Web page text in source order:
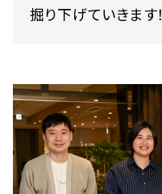
掘り下げていきます！